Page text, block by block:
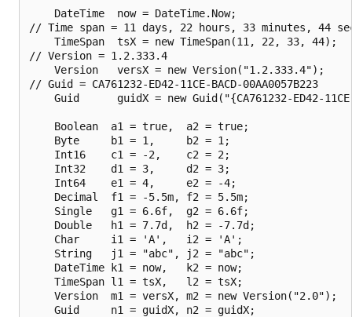
    DateTime  now = DateTime.Now;
// Time span = 11 days, 22 hours, 33 minutes, 44
    TimeSpan  tsX = new TimeSpan(11, 22, 33, 44);
// Version = 1.2.333.4
    Version   versX = new Version("1.2.333.4");
// Guid = CA761232-ED42-11CE-BACD-00AA0057B223
Guid      guidX = new Guid("{CA761232-ED42-
    Boolean  a1 = true,  a2 = true;
    Byte     b1 = 1,     b2 = 1;
    Int16    c1 = -2,    c2 = 2;
    Int32    d1 = 3,     d2 = 3;
    Int64    e1 = 4,     e2 = -4;
    Decimal  f1 = -5.5m, f2 = 5.5m;
    Single   g1 = 6.6f,  g2 = 6.6f;
    Double   h1 = 7.7d,  h2 = -7.7d;
    Char     i1 = 'A',   i2 = 'A';
    String   j1 = "abc", j2 = "abc";
    DateTime k1 = now,   k2 = now;
    TimeSpan l1 = tsX,   l2 = tsX;
    Version  m1 = versX, m2 = new Version("2.0");
    Guid     n1 = guidX, n2 = guidX;